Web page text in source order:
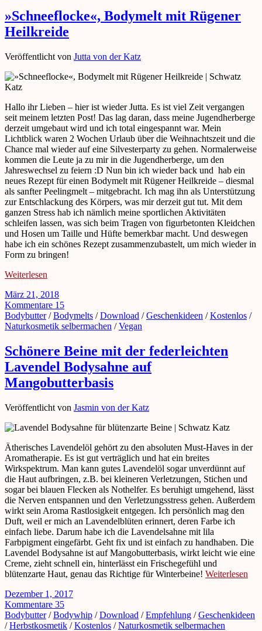
»Schneeflocke«, Bodymelt mit Rügener
Heilkreide
Veröffentlicht von Jutta von der Katz
Hallo ihr Lieben – hier ist wieder Jutta. Es ist viel Zeit vergangen
seit meinem letzten Post! Das lag daran, dass meine Jugendherberge
derzeit umgebaut wird und ich total eingespannt war. Mein
Lichtblick waren 2 Wochen Urlaub über die Weihnachtszeit und die
Chance mal wieder auf eine Silvesterparty zu gehen. Normalerweise
kommen die Leute ja zu mir in die Jugendherberge, um den
Jahreswechsel zu feiern :D Nun bin ich wieder back und hab ein
neues Rezept für einen Bodymelt mit Rügener Heilkreide – diesmal
als sanfter Peelingmelt – mitgebracht. Ich mag ihn als Unterstützung
zur Entschlackung des Körpers, was mir derzeit gut tut. Mit dem
ganzen Stress hab ich nämlich meine sportlichen Aktivitäten
schleifen lassen, was sich beim Tragen von figurbetonten Kleidchen
und Hosen um Taille und Hüfte bemerkbar macht. Und deswegen
habe ich ein schönes Rezept zusammenzubastelt, um mich wieder in
Form zu bringen!
Weiterlesen
März 21, 2018
Kommentare 15
Bodybutter/Bodymelts /Download /Geschenkideen /Kostenlos /
Naturkosmetik selbermachen /Vegan
Schönere Beine mit der federleichten
Lavendel Bodysahne auf
Mangobutterbasis
Veröffentlicht von Jasmin von der Katz
Ätherisches Lavendelöl gehört zu den absoluten Must-Haves in der
Aromatherapie. Es ist gut verträglich und hat ein breites
Wirkspektrum. Man kann gutes Lavendelöl sogar unverdünnt auf
die Haut aufbringen, z.B. bei kleineren Verletzungen, Stichen und
sogar bei blauen Flecken als Nothelfer. Es beruhigt umgehend, lässt
die Nerven entspannen und den Verletzungsstress gehen. Außerdem
wirkt sein Aroma Rastlosigkeit entgegen. Ich persönlich mag den
Duft, weil er mich an Lavendelblüten erinnert, deren Farbe ich
einfach liebe. Darum habe ich die Lavendelsahne mit lila
Farbpigment eingefärbt. Geht fix und ist einfach zu handhaben. Die
Lavendel Bodysahne ist auf Mangobutterbasis, wirkt leicht wie eine
Creme, zieht schnell ein, hinterlässt ein Frischegefühl und
blütenzarte Haut, genau das Richtige für Winterbeine! Weiterlesen
Dezember 1, 2017
Kommentare 35
Bodybutter/Bodywhip /Download /Empfehlung /Geschenkideen
/Herbstkosmetik /Kostenlos /Naturkosmetik selbermachen